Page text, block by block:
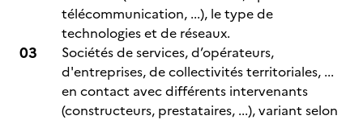
télécommunication, ...), le type de
technologies et de réseaux.
Sociétés de services, d’opérateurs,
d'entreprises, de collectivités territoriales, ...
en contact avec différents intervenants
(constructeurs, prestataires, ...), variant selon